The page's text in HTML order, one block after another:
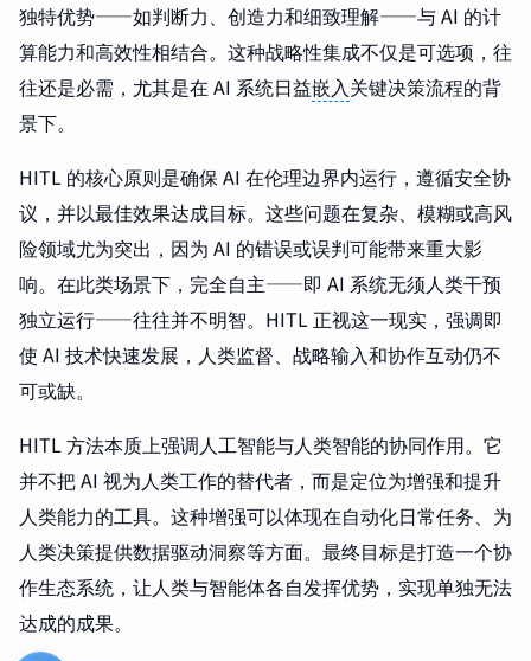
独特优势——如判断力、创造力和细致理解——与 AI 的计
算能力和高效性相结合。这种战略性集成不仅是可选项，往
往还是必需，尤其是在 AI 系统日益嵌入关键决策流程的背
景下。
HITL 的核心原则是确保 AI 在伦理边界内运行，遵循安全协
议，并以最佳效果达成目标。这些问题在复杂、模糊或高风
险领域尤为突出，因为 AI 的错误或误判可能带来重大影
响。在此类场景下，完全自主——即 AI 系统无须人类干预
独立运行——往往并不明智。HITL 正视这一现实，强调即
使 AI 技术快速发展，人类监督、战略输入和协作互动仍不
可或缺。
HITL 方法本质上强调人工智能与人类智能的协同作用。它
并不把 AI 视为人类工作的替代者，而是定位为增强和提升
人类能力的工具。这种增强可以体现在自动化日常任务、为
人类决策提供数据驱动洞察等方面。最终目标是打造一个协
作生态系统，让人类与智能体各自发挥优势，实现单独无法
达成的成果。